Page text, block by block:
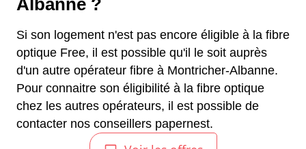
Albanne ?
Si son logement n'est pas encore éligible à la fibre
optique Free, il est possible qu'il le soit auprès
d'un autre opérateur fibre à Montricher-Albanne.
Pour connaitre son éligibilité à la fibre optique
chez les autres opérateurs, il est possible de
contacter nos conseillers papernest.